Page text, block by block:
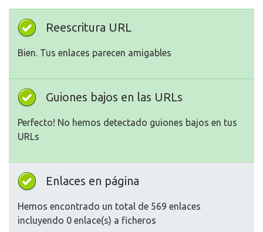
Reescritura URL
Bien. Tus enlaces parecen amigables
Guiones bajos en las URLs
Perfecto! No hemos detectado guiones bajos en tus
URLs
Enlaces en página
Hemos encontrado un total de 569 enlaces
incluyendo 0 enlace(s) a ficheros